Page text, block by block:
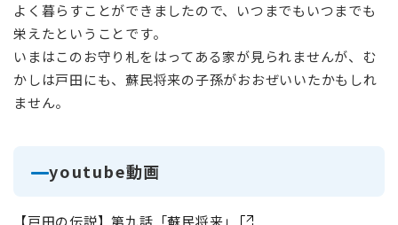
よく暮らすことができましたので、いつまでもいつまでも
栄えたということです。
いまはこのお守り札をはってある家が見られませんが、む
かしは戸田にも、蘇民将来の子孫がおおぜいいたかもしれ
ません。
youtube動画
【戸田の伝説】第九話「蘇民将来」